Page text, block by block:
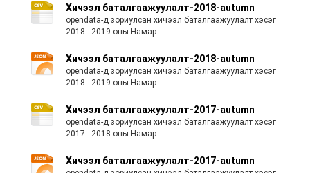
Хичээл баталгаажуулалт-2018-autumn
opendata-д зориулсан хичээл баталгаажуулалт хэсэг
2018 - 2019 оны Намар...
Хичээл баталгаажуулалт-2018-autumn
opendata-д зориулсан хичээл баталгаажуулалт хэсэг
2018 - 2019 оны Намар...
Хичээл баталгаажуулалт-2017-autumn
opendata-д зориулсан хичээл баталгаажуулалт хэсэг
2017 - 2018 оны Намар...
Хичээл баталгаажуулалт-2017-autumn